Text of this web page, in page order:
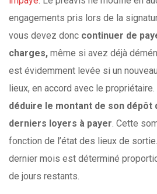
engagements pris lors de la
vous devez donc continuer de
charges, même si avez déjà
est évidemment levée si un
lieux, en accord avec le
déduire le montant de son dépôt
derniers loyers à payer. Cette
fonction de l’état des lieux de
dernier mois est déterminé
de jours restants.